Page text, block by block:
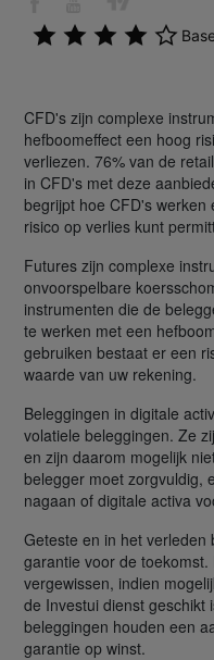
CFD's zijn complexe
hefboomeffect een hoog
verliezen. 76% van de
in CFD's met deze
begrijpt hoe CFD's
risico op verlies kunt
Futures zijn complexe
onvoorspelbare
instrumenten die de
te werken met een
gebruiken bestaat er een
waarde van uw rekening.
Beleggingen in digitale
volatiele beleggingen. Ze
en zijn daarom mogelijk
belegger moet zorgvuldig,
nagaan of digitale activa
Geteste en in het verleden
garantie voor de
vergewissen, indien
de Investui dienst geschikt
beleggingen houden een
garantie op winst.